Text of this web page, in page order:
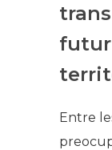
futur
Entre